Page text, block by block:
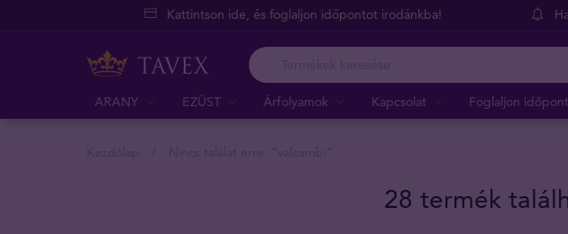
Kattintson ide, és foglaljon időpontot irodánkba!
ARANY EZÜST Árfolyamok Kapcsolat Foglaljon
28 termék